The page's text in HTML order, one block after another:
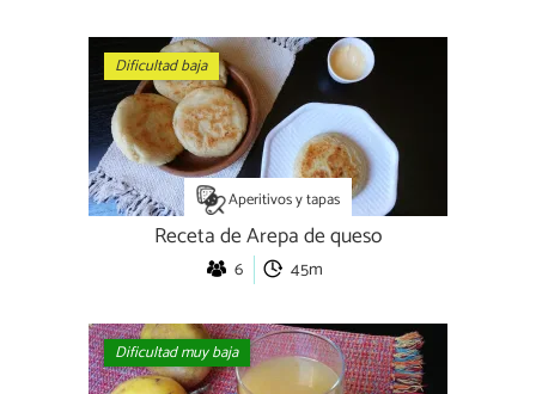
Dificultad baja
Aperitivos y tapas
Receta de Arepa de queso
6 45m
Dificultad muy baja